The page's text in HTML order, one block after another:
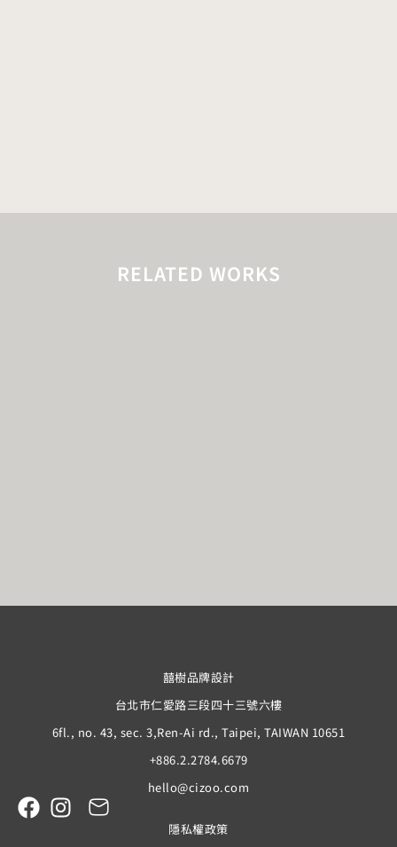
RELATED WORKS
囍樹品牌設計
台北市仁愛路三段四十三號六樓
6fl., no. 43, sec. 3,Ren-Ai rd., Taipei, TAIWAN 10651
+886.2.2784.6679
hello@cizoo.com
隱私權政策